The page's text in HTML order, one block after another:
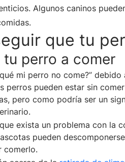
Algunos caninos
que tu
perro a comer
mi perro no come?”
perros pueden estar sin
pero como podría ser un
exista un problema con la
pueden
comerlo.